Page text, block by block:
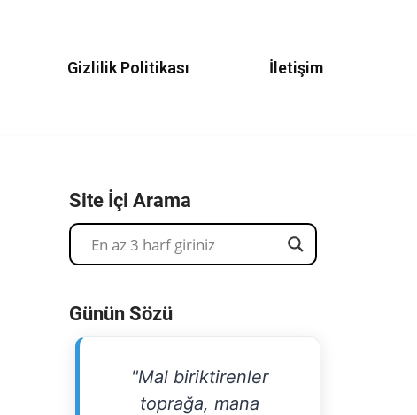
Gizlilik Politikası İletişim
Site İçi Arama
Günün Sözü
"Mal biriktirenler
toprağa, mana